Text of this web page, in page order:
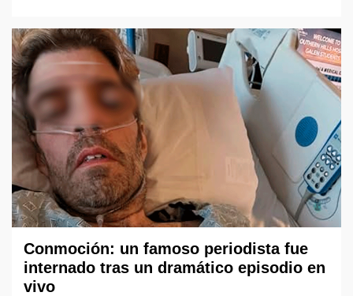
Conmoción: un famoso periodista fue
internado tras un dramático episodio en
vivo